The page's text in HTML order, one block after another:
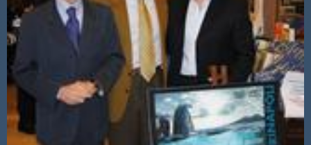
Fondo
Salvamento